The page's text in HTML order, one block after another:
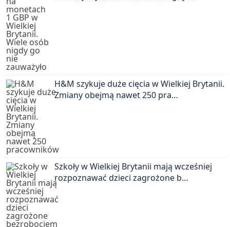
H&M szykuje duże cięcia w Wielkiej Brytanii.
Zmiany obejmą nawet 250 pra…
Szkoły w Wielkiej Brytanii mają wcześniej
rozpoznawać dzieci zagrożone b…